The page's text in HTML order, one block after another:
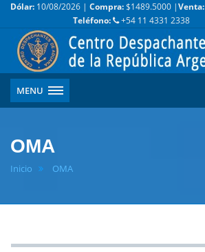
Dólar: 10/08/2026 | Compra:$1489.5000 |Venta:
Teléfono:
+54 11 4331 2338
MENU
OMA
Inicio OMA